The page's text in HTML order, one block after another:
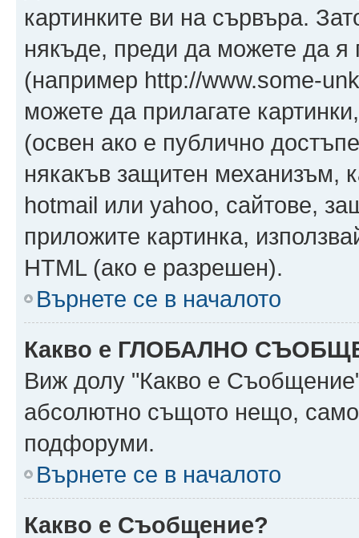
картинките ви на сървъра.
някъде, преди да можете да
(например http://www.some-
можете да прилагате
(освен ако е публично
някакъв защитен механизъм,
hotmail или yahoo, сайтове,
приложите картинка,
HTML (ако е разрешен).
Върнете се в началото
Какво е ГЛОБАЛНО
Виж долу "Какво е
абсолютно същото нещо,
подфоруми.
Върнете се в началото
Какво е Съобщение?